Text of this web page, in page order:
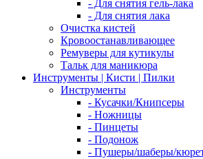
- Для снятия гель-лака
- Для снятия лака
Очистка кистей
Кровоостанавливающее
Ремуверы для кутикулы
Тальк для маникюра
Инструменты | Кисти | Пилки
Инструменты
- Кусачки/Книпсеры
- Ножницы
- Пинцеты
- Подонож
- Пушеры/шаберы/